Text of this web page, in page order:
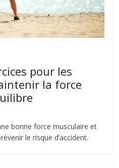
pour les
la force
bonne force musculaire et
le risque d’accident.